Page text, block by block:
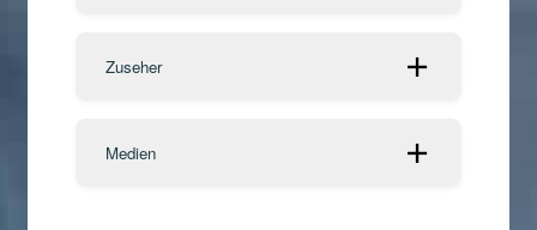
Zuseher
Medien